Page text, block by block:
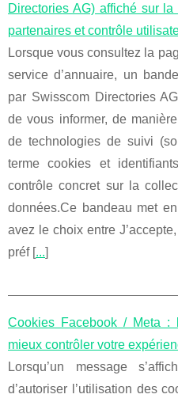
Directories AG) affiché sur
partenaires et contrôle
Lorsque vous consultez la
service d’annuaire, un
par Swisscom Directories
de vous informer, de
de technologies de suivi
terme cookies et
contrôle concret sur la
données.Ce bandeau met
avez le choix entre
préf [...]
Cookies Facebook / Meta :
mieux contrôler votre
Lorsqu’un message
d’autoriser l’utilisation des